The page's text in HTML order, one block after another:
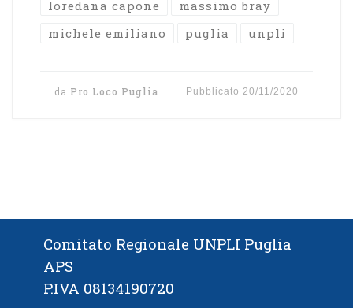
loredana capone
massimo bray
michele emiliano
puglia unpli
da Pro Loco Puglia Pubblicato 20/11/2020
Comitato Regionale UNPLI Puglia
APS
P.IVA 08134190720